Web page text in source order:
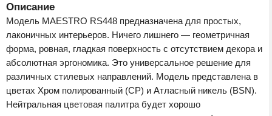
Описание
Модель MAESTRO RS448 предназначена для простых,
лаконичных интерьеров. Ничего лишнего — геометричная
форма, ровная, гладкая поверхность с отсутствием декора и
абсолютная эргономика. Это универсальное решение для
различных стилевых направлений. Модель представлена в
цветах Хром полированный (СР) и Атласный никель (ВSN).
Нейтральная цветовая палитра будет хорошо